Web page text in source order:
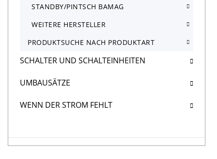
STANDBY/PINTSCH BAMAG
WEITERE HERSTELLER
PRODUKTSUCHE NACH PRODUKTART
SCHALTER UND SCHALTEINHEITEN
UMBAUSÄTZE
WENN DER STROM FEHLT